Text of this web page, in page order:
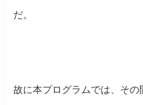
だ。
故に本プログラムでは、そ